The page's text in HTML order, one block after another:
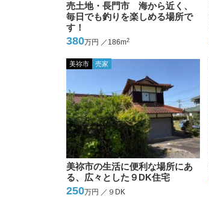
売土地・長門市 海から近く、
毎日でも釣りを楽しめる場所で
す！
380万円 ／186m2
美祢市の生活に便利な場所にあ
る、広々とした９DK住宅
美祢市 売家
250万円 ／９DK